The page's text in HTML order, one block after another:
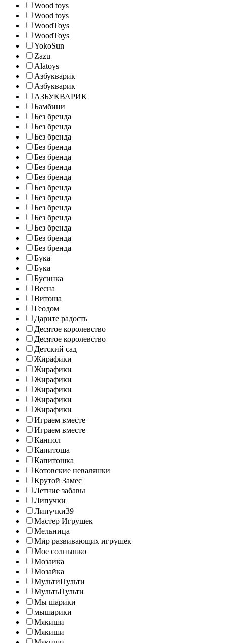
Wood toys
Wood toys
WoodToys
WoodToys
YokoSun
Zazu
Аlatoys
Азбукварик
Азбукварик
АЗБУКВАРИК
Бамбини
Без бренда
Без бренда
Без бренда
Без бренда
Без бренда
Без бренда
Без бренда
Без бренда
Без бренда
Без бренда
Без бренда
Без бренда
Без бренда
Без бренда
Бука
Бука
Бусинка
Весна
Витоша
Геодом
Дарите радость
Десятое королевство
Десятое королевство
Детский сад
Жирафики
Жирафики
Жирафики
Жирафики
Жирафики
Жирафики
Играем вместе
Играем вместе
Канпол
Капитоша
Капитошка
Котовские неваляшки
Крутой Замес
Летние забавы
Липучки
Липучки39
Мастер Игрушек
Мельница
Мир развивающих игрушек
Мое солнышко
Мозаика
Мозайка
МультиПульти
МультьПульти
Мы шарики
мышарики
Мякиши
Мякиши